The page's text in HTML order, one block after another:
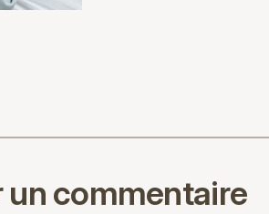
un commentaire